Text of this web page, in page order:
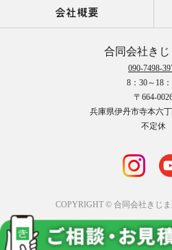
会社概要
合同会社きじ
090-7498-
8：30～18
〒664-
兵庫県伊丹市寺本六
不定休
COPYRIGHT © 合同会社きじま